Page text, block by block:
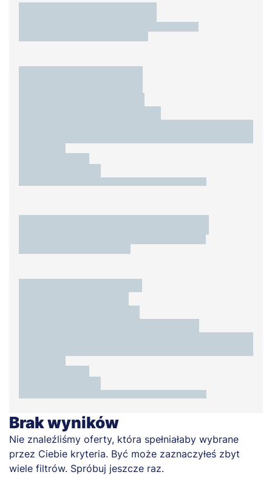
Brak wyników
Nie znaleźliśmy oferty, która spełniałaby wybrane
przez Ciebie kryteria. Być może zaznaczyłeś zbyt
wiele filtrów. Spróbuj jeszcze raz.